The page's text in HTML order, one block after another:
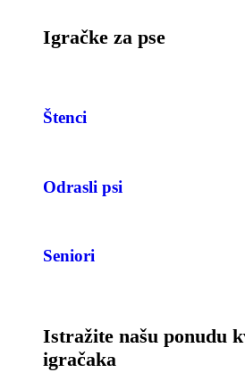
Igračke za pse
Štenci
Odrasli psi
Seniori
Istražite našu ponudu
igračaka